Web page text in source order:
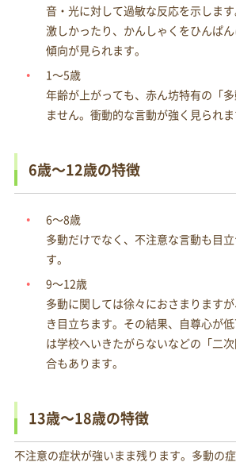
音・光に対して過敏な反応を示しま
激しかったり、かんしゃくをひんぱ
傾向が見られます。
1～5歳
年齢が上がっても、赤ん坊特有の「
ません。衝動的な言動が強く見られま
6歳～12歳の特徴
6～8歳
多動だけでなく、不注意な言動も目
す。
9～12歳
多動に関しては徐々におさまります
き目立ちます。その結果、自尊心が
は学校へいきたがらないなどの「二
合もあります。
13歳～18歳の特徴
不注意の症状が強いまま残ります。多動の